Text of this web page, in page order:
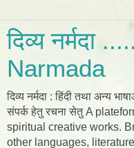
दिव्य नर्मदा
Narmada
दिव्य नर्मदा : हिंदी तथा अन्य
संपर्क हेतु रचना सेतु A
spiritual creative works.
other languages,